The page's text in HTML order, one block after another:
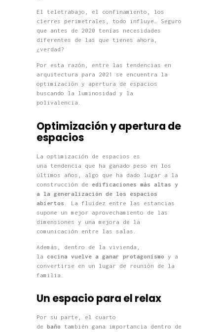
El teletrabajo, el confinamiento, los
cierres perimetrales, todo influye… Seguro
que antes de 2020 tenías necesidades
diferentes de las que tienes ahora
¿verdad?
Por esta razón , entre las tendencias en
arquitectura para 2021
se encuentra la
optimización y apertura de espacios
buscando la luminosidad y la
polivalencia.
Optimización y apertura de
espacios
La optimización de espacios es
una tendencia que ha ganado peso en los
últimos años , algo que ha dado lugar a la
construcción de edificaciones más altas y
a la generalización de los espacios
abiertos . La fluidez entre las estancias
supone un mejor aprovechamiento de las
dimensiones y una mejora de la
comunicación entre las salas.
Además, dentro de la vivienda,
la cocina vuelve a ganar protagonismo y a
convertirse en un lugar de reunión de la
familia.
Un espacio para el relax
Por su parte, el
cuarto
de
baño también gana importancia dentro de